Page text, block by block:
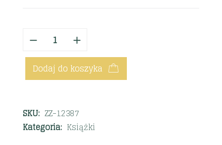
Dodaj do koszyka
SKU: ZZ-12387
Kategoria: Książki